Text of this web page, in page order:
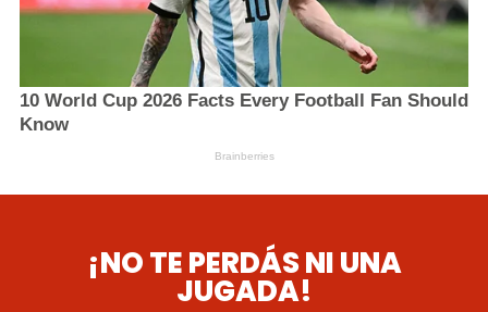
¡NO TE PERDÁS NI UNA
JUGADA!